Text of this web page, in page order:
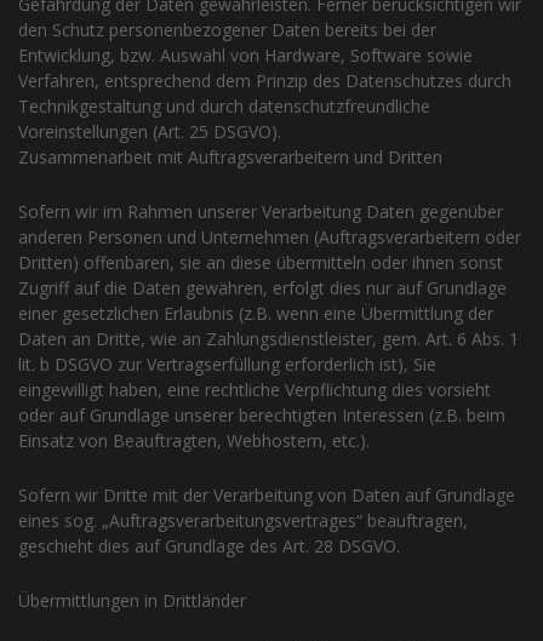
den Schutz personenbezogener Daten bereits bei der
Entwicklung, bzw. Auswahl von Hardware, Software sowie
Verfahren, entsprechend dem Prinzip des Datenschutzes durch
Technikgestaltung und durch datenschutzfreundliche
Voreinstellungen (Art. 25 DSGVO).
Zusammenarbeit mit Auftragsverarbeitern und Dritten
Sofern wir im Rahmen unserer Verarbeitung Daten gegenüber
anderen Personen und Unternehmen (Auftragsverarbeitern oder
Dritten) offenbaren, sie an diese übermitteln oder ihnen sonst
Zugriff auf die Daten gewähren, erfolgt dies nur auf Grundlage
einer gesetzlichen Erlaubnis (z.B. wenn eine Übermittlung der
Daten an Dritte, wie an Zahlungsdienstleister, gem. Art. 6 Abs. 1
lit. b DSGVO zur Vertragserfüllung erforderlich ist), Sie
eingewilligt haben, eine rechtliche Verpflichtung dies vorsieht
oder auf Grundlage unserer berechtigten Interessen (z.B. beim
Einsatz von Beauftragten, Webhostern, etc.).
Sofern wir Dritte mit der Verarbeitung von Daten auf Grundlage
eines sog. „Auftragsverarbeitungsvertrages“ beauftragen,
geschieht dies auf Grundlage des Art. 28 DSGVO.
Übermittlungen in Drittländer